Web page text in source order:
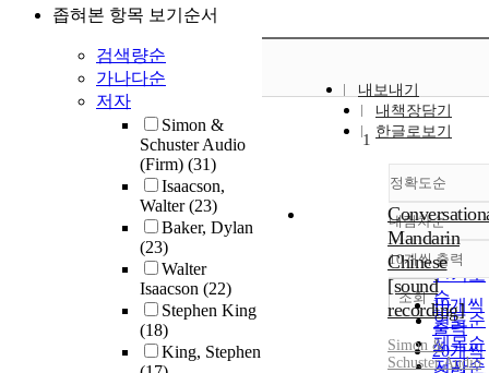
좁혀본 항목 보기순서
검색량순
가나다순
저자
Simon &
Schuster Audio
(Firm) (31)
Isaacson,
Walter(23)
Baker, Dylan
(23)
Walter
Isaacson (22)
Stephen King
(18)
King, Stephen
내보내기
내책장담기
한글로보기
정확도순
정확도
순
인기도
순
연도순
제목순
저자순
내림차순
내림차
10개씩 출력
10개씩
출력
20개씩
조회
1
Mandarin
Chinese
[sound
recording]
Simon &
Schuster Audio